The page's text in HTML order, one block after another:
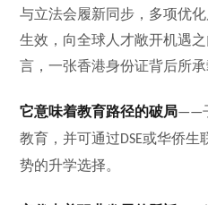
与立法会履新同步，多项优
生效，向全球人才敞开机遇
言，一张香港身份证背后所
它意味着教育路径的破局——
教育，并可通过DSE或华侨生
势的升学选择。